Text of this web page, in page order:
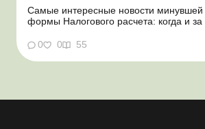
Самые интересные новости
формы Налогового расчета: когда и за
переоформления отсрочки от
Координационный центр по
0 0 55